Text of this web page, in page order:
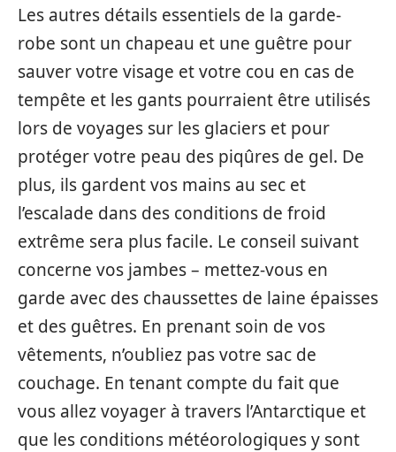
Les autres détails essentiels de la garde-
robe sont un chapeau et une guêtre pour
sauver votre visage et votre cou en cas de
tempête et les gants pourraient être utilisés
lors de voyages sur les glaciers et pour
protéger votre peau des piqûres de gel. De
plus, ils gardent vos mains au sec et
l’escalade dans des conditions de froid
extrême sera plus facile. Le conseil suivant
concerne vos jambes – mettez-vous en
garde avec des chaussettes de laine épaisses
et des guêtres. En prenant soin de vos
vêtements, n’oubliez pas votre sac de
couchage. En tenant compte du fait que
vous allez voyager à travers l’Antarctique et
que les conditions météorologiques y sont